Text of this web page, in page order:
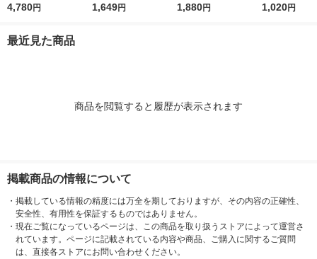
ル伸縮式 ブラック 耐
4,780円
低床キャスター 強化
1,649円
ーキャスター仕様 白
1,880円
付き 家庭用
1,020円
最近見た商品
商品を閲覧すると履歴が表示されます
掲載商品の情報について
・ 掲載している情報の精度には万全を期しておりますが、その内容の正確性、
安全性、有用性を保証するものではありません。
・ 現在ご覧になっているページは、この商品を取り扱うストアによって運営さ
れています。ページに記載されている内容や商品、ご購入に関するご質問
は、直接各ストアにお問い合わせください。